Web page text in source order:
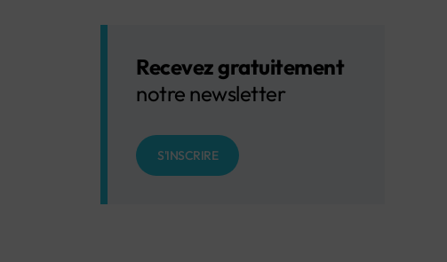
Recevez gratuitement
notre newsletter
S'INSCRIRE